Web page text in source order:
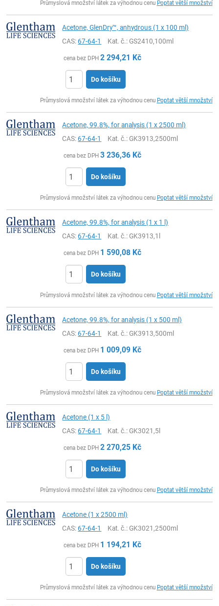
Průmyslová množství látek za výhodnou cenu Poptat větší množství
Acetone, GlenDry™, anhydrous (1 x 100 ml)
CAS:67-64-1 Kat. č.: GS2410,100ml
cena bez DPH 2 294,21 Kč
Do košíku
Průmyslová množství látek za výhodnou cenu Poptat větší množství
Acetone, 99.8%, for analysis (1 x 2500 ml)
CAS:67-64-1 Kat. č.: GK3913,2500ml
cena bez DPH 3 236,36 Kč
Do košíku
Průmyslová množství látek za výhodnou cenu Poptat větší množství
Acetone, 99.8%, for analysis (1 x 1 l)
CAS:67-64-1 Kat. č.: GK3913,1l
cena bez DPH 1 590,08 Kč
Do košíku
Průmyslová množství látek za výhodnou cenu Poptat větší množství
Acetone, 99.8%, for analysis (1 x 500 ml)
CAS:67-64-1 Kat. č.: GK3913,500ml
cena bez DPH 1 009,09 Kč
Do košíku
Průmyslová množství látek za výhodnou cenu Poptat větší množství
Acetone (1 x 5 l)
CAS:67-64-1 Kat. č.: GK3021,5l
cena bez DPH 2 270,25 Kč
Do košíku
Průmyslová množství látek za výhodnou cenu Poptat větší množství
Acetone (1 x 2500 ml)
CAS:67-64-1 Kat. č.: GK3021,2500ml
cena bez DPH 1 194,21 Kč
Do košíku
Průmyslová množství látek za výhodnou cenu Poptat větší množství